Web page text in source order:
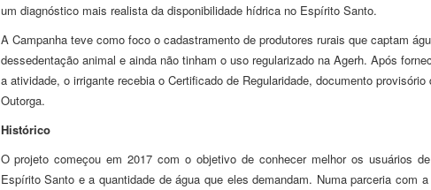
um diagnóstico mais realista da disponibilidade hídrica no Espírito Santo.
A Campanha teve como foco o cadastramento de produtores rurais que captam
dessedentação animal e ainda não tinham o uso regularizado na Agerh. Após
a atividade, o irrigante recebia o Certificado de Regularidade, documento provisório
Outorga.
Histórico
O projeto começou em 2017 com o objetivo de conhecer melhor os usuários
Espírito Santo e a quantidade de água que eles demandam. Numa parceria com